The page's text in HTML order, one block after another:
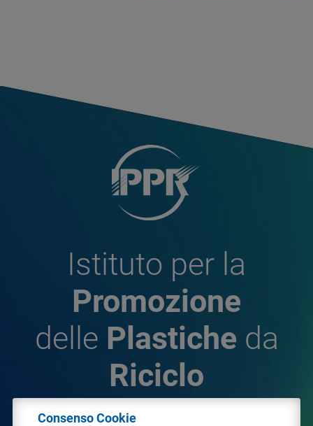
Istituto per la
Promozione
delle Plastiche da
Riciclo
Consenso Cookie